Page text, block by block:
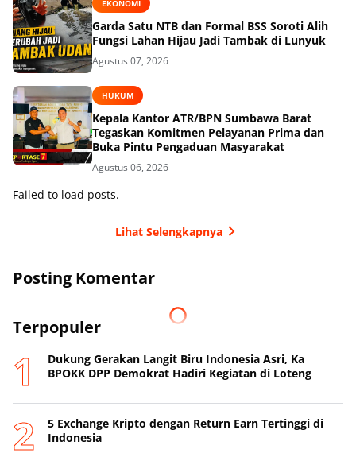
EKONOMI
Garda Satu NTB dan Formal BSS Soroti Alih
Fungsi Lahan Hijau Jadi Tambak di Lunyuk
Agustus 07, 2026
HUKUM
Kepala Kantor ATR/BPN Sumbawa Barat
Tegaskan Komitmen Pelayanan Prima dan
Buka Pintu Pengaduan Masyarakat
Agustus 06, 2026
Failed to load posts.
Lihat Selengkapnya
Posting Komentar
Terpopuler
Dukung Gerakan Langit Biru Indonesia Asri, Ka
BPOKK DPP Demokrat Hadiri Kegiatan di Loteng
5 Exchange Kripto dengan Return Earn Tertinggi di
Indonesia